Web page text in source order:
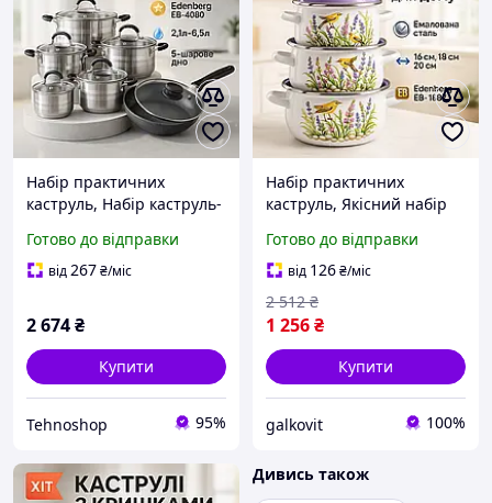
Набір практичних
каструль, Набір каструль-
міцним антипригарним
покриттям CJ-55
Готово до відправки
від267₴/міс
2 674₴
Купити
Tehnoshop 95%
Набір практичних
каструль, Якісний набір
вищої якості преміум DT-
83
Готово до відправки
від 126₴/міс
1 256₴
2 512 ₴
Купити
galkovit 100%
Дивись також